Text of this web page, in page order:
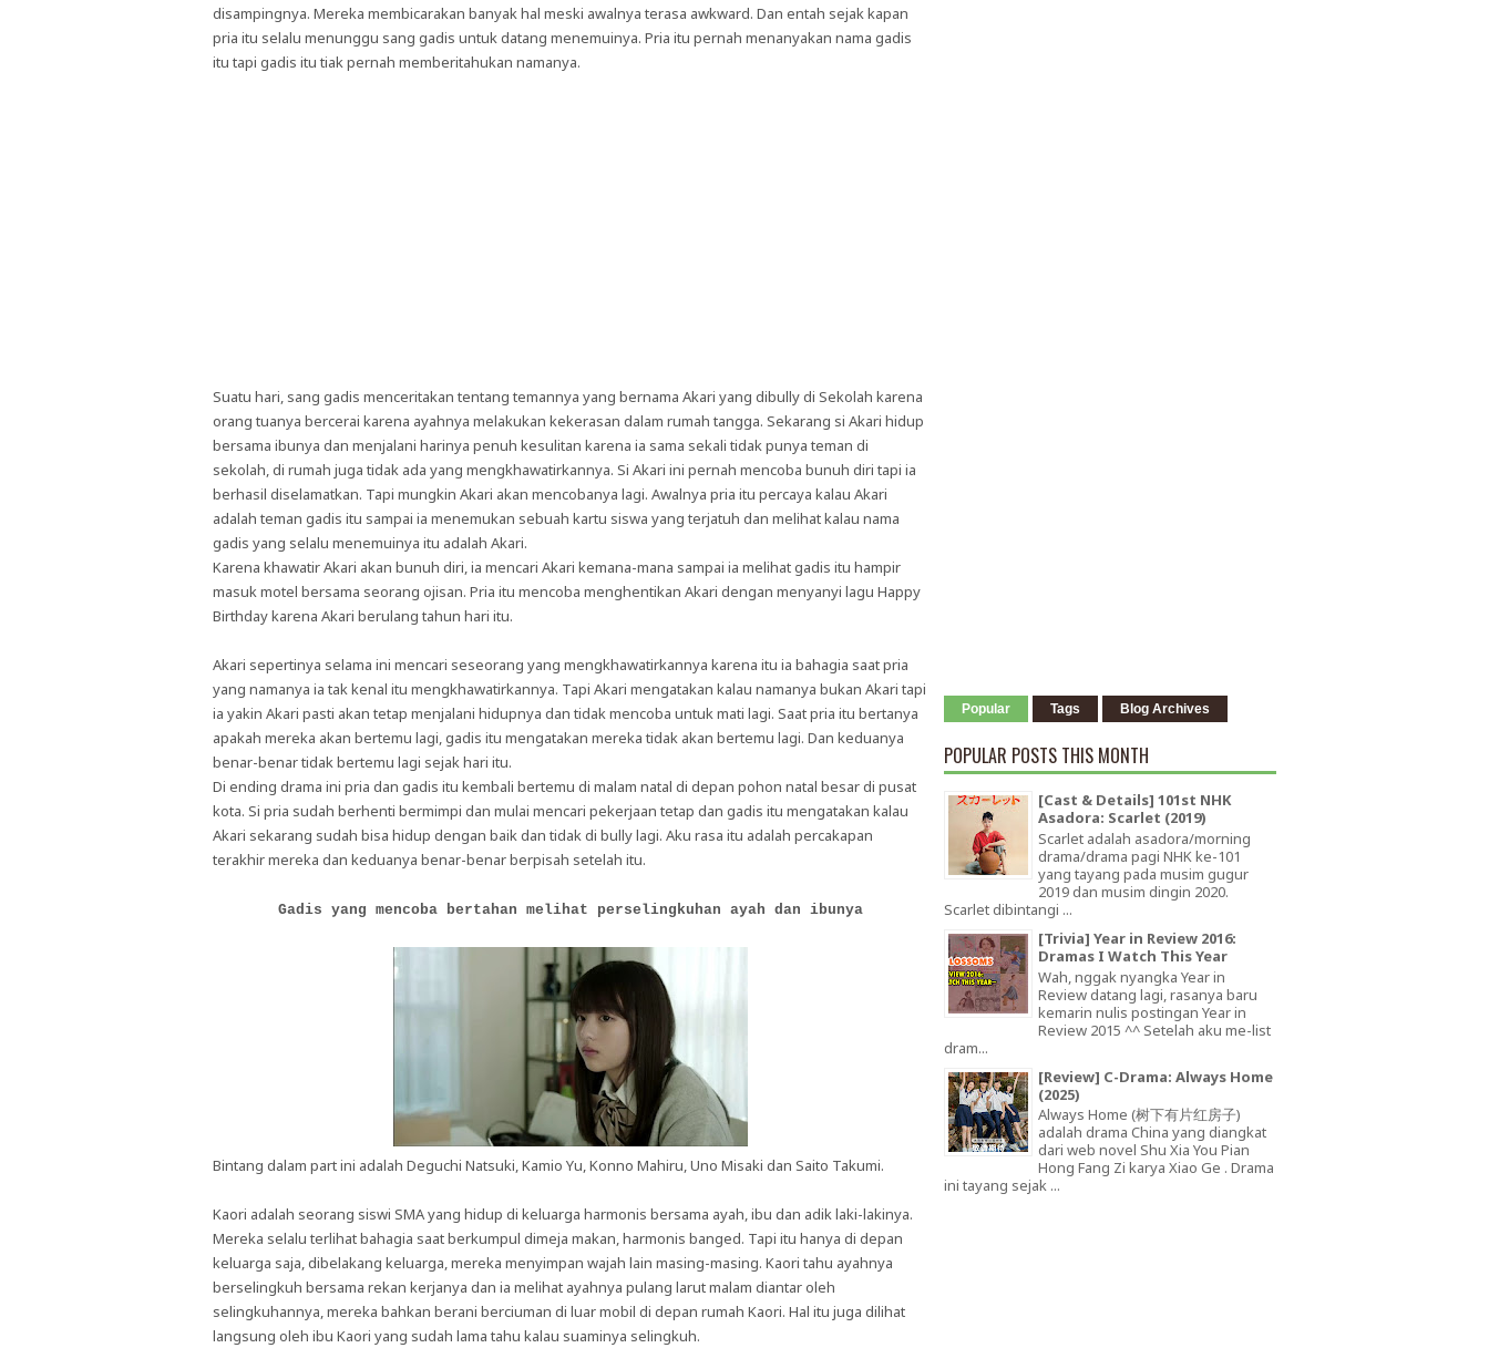
disampingnya. Mereka membicarakan banyak hal meski awalnya terasa awkward. Dan entah sejak kapan
pria itu selalu menunggu sang gadis untuk datang menemuinya. Pria itu pernah menanyakan nama gadis
itu tapi gadis itu tiak pernah memberitahukan namanya.
Suatu hari, sang gadis menceritakan tentang temannya yang bernama Akari yang dibully di Sekolah karena
orang tuanya bercerai karena ayahnya melakukan kekerasan dalam rumah tangga. Sekarang si Akari hidup
bersama ibunya dan menjalani harinya penuh kesulitan karena ia sama sekali tidak punya teman di
sekolah, di rumah juga tidak ada yang mengkhawatirkannya. Si Akari ini pernah mencoba bunuh diri tapi ia
berhasil diselamatkan. Tapi mungkin Akari akan mencobanya lagi. Awalnya pria itu percaya kalau Akari
adalah teman gadis itu sampai ia menemukan sebuah kartu siswa yang terjatuh dan melihat kalau nama
gadis yang selalu menemuinya itu adalah Akari.
Karena khawatir Akari akan bunuh diri, ia mencari Akari kemana-mana sampai ia melihat gadis itu hampir
masuk motel bersama seorang ojisan. Pria itu mencoba menghentikan Akari dengan menyanyi lagu Happy
Birthday karena Akari berulang tahun hari itu.
Akari sepertinya selama ini mencari seseorang yang mengkhawatirkannya karena itu ia bahagia saat pria
yang namanya ia tak kenal itu mengkhawatirkannya. Tapi Akari mengatakan kalau namanya bukan Akari tapi
ia yakin Akari pasti akan tetap menjalani hidupnya dan tidak mencoba untuk mati lagi. Saat pria itu bertanya
apakah mereka akan bertemu lagi, gadis itu mengatakan mereka tidak akan bertemu lagi. Dan keduanya
benar-benar tidak bertemu lagi sejak hari itu.
Di ending drama ini pria dan gadis itu kembali bertemu di malam natal di depan pohon natal besar di pusat
kota. Si pria sudah berhenti bermimpi dan mulai mencari pekerjaan tetap dan gadis itu mengatakan kalau
Akari sekarang sudah bisa hidup dengan baik dan tidak di bully lagi. Aku rasa itu adalah percakapan
terakhir mereka dan keduanya benar-benar berpisah setelah itu.
Gadis yang mencoba bertahan melihat perselingkuhan ayah dan ibunya
Bintang dalam part ini adalah Deguchi Natsuki, Kamio Yu, Konno Mahiru, Uno Misaki dan Saito Takumi.
Kaori adalah seorang siswi SMA yang hidup di keluarga harmonis bersama ayah, ibu dan adik laki-lakinya.
Mereka selalu terlihat bahagia saat berkumpul dimeja makan, harmonis banged. Tapi itu hanya di depan
keluarga saja, dibelakang keluarga, mereka menyimpan wajah lain masing-masing. Kaori tahu ayahnya
berselingkuh bersama rekan kerjanya dan ia melihat ayahnya pulang larut malam diantar oleh
selingkuhannya, mereka bahkan berani berciuman di luar mobil di depan rumah Kaori. Hal itu juga dilihat
langsung oleh ibu Kaori yang sudah lama tahu kalau suaminya selingkuh.
Popular Tags Blog Archives
POPULAR POSTS THIS MONTH
[Cast & Details] 101st NHK
Asadora: Scarlet (2019)
Scarlet adalah asadora/morning
drama/drama pagi NHK ke-101
yang tayang pada musim gugur
2019 dan musim dingin 2020.
Scarlet dibintangi ...
[Trivia] Year in Review 2016:
Dramas I Watch This Year
Wah, nggak nyangka Year in
Review datang lagi, rasanya baru
kemarin nulis postingan Year in
Review 2015 ^^ Setelah aku me-list
dram...
[Review] C-Drama: Always Home
(2025)
Always Home (树下有片红房子)
adalah drama China yang diangkat
dari web novel Shu Xia You Pian
Hong Fang Zi karya Xiao Ge . Drama
ini tayang sejak ...